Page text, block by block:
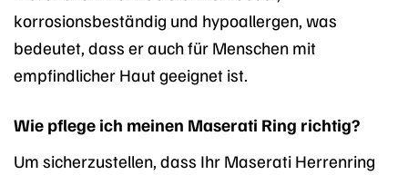
korrosionsbeständig und hypoallergen, was
bedeutet, dass er auch für Menschen mit
empfindlicher Haut geeignet ist.
Wie pflege ich meinen Maserati Ring richtig?
Um sicherzustellen, dass Ihr Maserati Herrenring